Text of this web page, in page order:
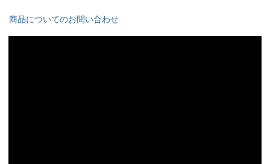
商品についてのお問い合わせ